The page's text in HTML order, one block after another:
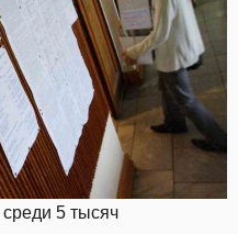
5 тысяч